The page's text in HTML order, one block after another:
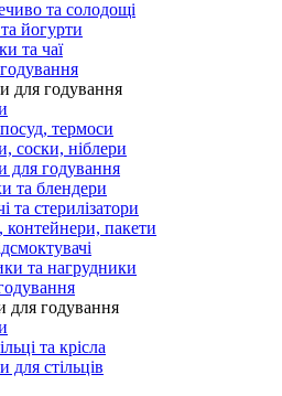
та солодощі
йогурти
та чаї
для годування
термоси
соски, ніблери
для годування
та блендери
та стерилізатори
пакети
та нагрудники
для годування
та крісла
для стільців